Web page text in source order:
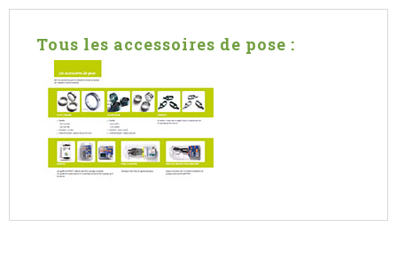
Tous les accessoires de pose :